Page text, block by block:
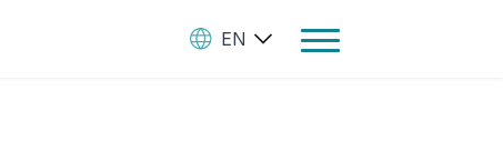
Toggle
EN